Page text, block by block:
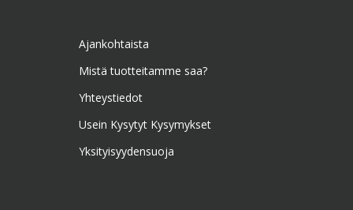
Ajankohtaista
Mistä tuotteitamme saa?
Yhteystiedot
Usein Kysytyt Kysymykset
Yksityisyydensuoja